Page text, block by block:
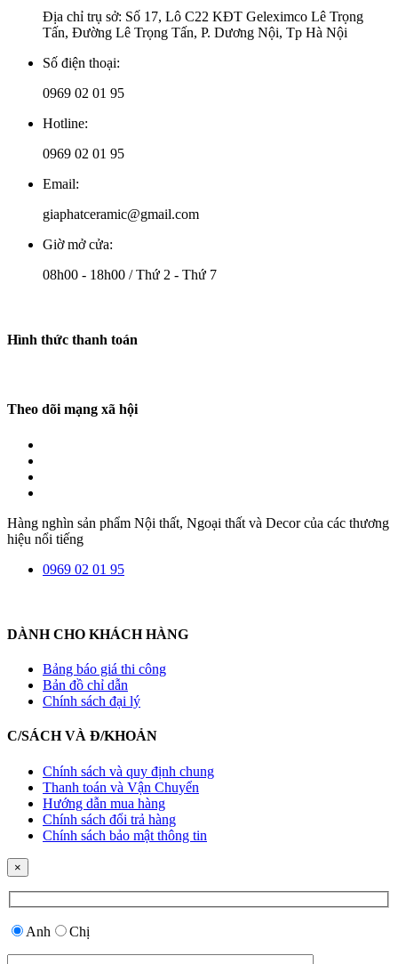
Địa chỉ trụ sở: Số 17, Lô C22 KĐT Geleximco Lê Trọng
Tấn, Đường Lê Trọng Tấn, P. Dương Nội, Tp Hà Nội
Số điện thoại:
0969 02 01 95
Hotline:
0969 02 01 95
Email:
giaphatceramic@gmail.com
Giờ mở cửa:
08h00 - 18h00 / Thứ 2 - Thứ 7
Hình thức thanh toán
Theo dõi mạng xã hội
Hàng nghìn sản phẩm Nội thất, Ngoại thất và Decor của các thương
hiệu nổi tiếng
0969 02 01 95
DÀNH CHO KHÁCH HÀNG
Bảng báo giá thi công
Bản đồ chỉ dẫn
Chính sách đại lý
C/SÁCH VÀ Đ/KHOẢN
Chính sách và quy định chung
Thanh toán và Vận Chuyển
Hướng dẫn mua hàng
Chính sách đổi trả hàng
Chính sách bảo mật thông tin
×
Anh Chị